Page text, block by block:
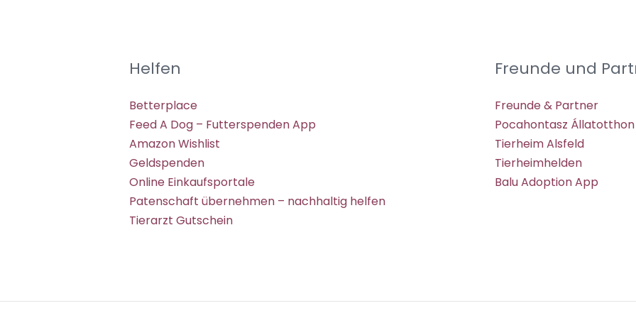
Helfen
Betterplace
Feed A Dog – Futterspenden App
Amazon Wishlist
Geldspenden
Online Einkaufsportale
Patenschaft übernehmen – nachhaltig helfen
Tierarzt Gutschein
Freunde und
Freunde & Partner
Pocahontasz Állatotthon
Tierheim Alsfeld
Tierheimhelden
Balu Adoption App